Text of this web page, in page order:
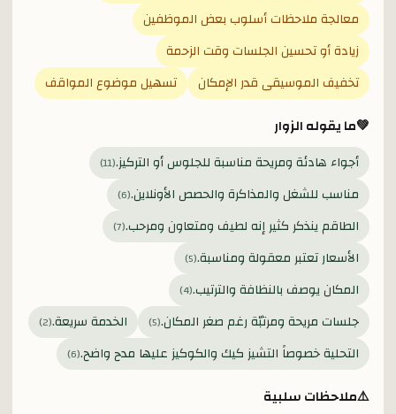
معالجة ملاحظات أسلوب بعض الموظفين
زيادة أو تحسين الجلسات وقت الزحمة
تخفيف الموسيقى قدر الإمكان
تسهيل موضوع المواقف
💚ما يقوله الزوار
أجواء هادئة ومريحة مناسبة للجلوس أو التركيز.(
11
)
مناسب للشغل والمذاكرة والحصص الأونلاين.(
6
)
الطاقم ينذكر كثير إنه لطيف ومتعاون ومرحب.(
7
)
الأسعار تعتبر معقولة ومناسبة.(
5
)
المكان يوصف بالنظافة والترتيب.(
4
)
جلسات مريحة ومرتبّة رغم صغر المكان.(
5
) الخدمة سريعة.(
2
)
التحلية خصوصاً التشيز كيك والكوكيز عليها مدح واضح.(
6
)
⚠️ملاحظات سلبية